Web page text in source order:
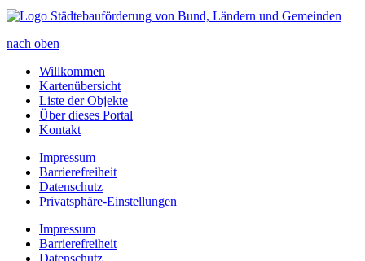
nach oben
Willkommen
Kartenübersicht
Liste der Objekte
Über dieses Portal
Kontakt
Impressum
Barrierefreiheit
Datenschutz
Privatsphäre-Einstellungen
Impressum
Barrierefreiheit
Datenschutz